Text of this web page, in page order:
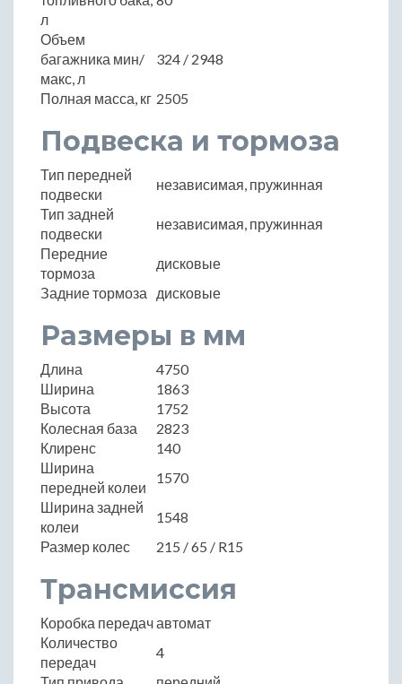
л
Объем
багажника мин/
макс, л
324 / 2948
Полная масса, кг 2505
Подвеска и тормоза
Тип передней
подвески
независимая, пружинная
Тип задней
подвески
независимая, пружинная
Передние
тормоза
дисковые
Задние тормоза
дисковые
Размеры в мм
Длина
4750
Ширина
1863
Высота
1752
Колесная база
2823
Клиренс
140
Ширина
передней колеи
1570
Ширина задней
колеи
1548
Размер колес
215 / 65 / R15
Трансмиссия
Коробка передачавтомат
Количество
передач
4